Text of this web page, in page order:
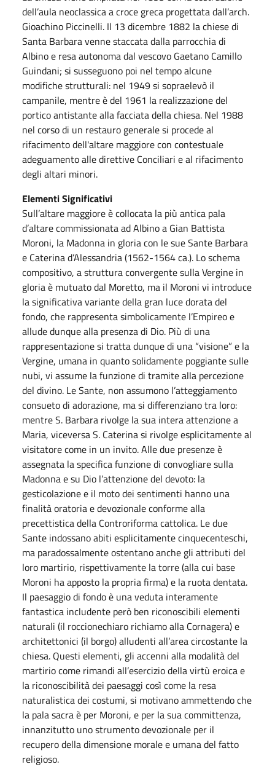
dell’aula neoclassica a croce greca progettata dall’arch.
Gioachino Piccinelli. Il 13 dicembre 1882 la chiese di
Santa Barbara venne staccata dalla parrocchia di
Albino e resa autonoma dal vescovo Gaetano Camillo
Guindani; si susseguono poi nel tempo alcune
modifiche strutturali: nel 1949 si sopraelevò il
campanile, mentre è del 1961 la realizzazione del
portico antistante alla facciata della chiesa. Nel 1988
nel corso di un restauro generale si procede al
rifacimento dell'altare maggiore con contestuale
adeguamento alle direttive Conciliari e al rifacimento
degli altari minori.
Elementi Significativi
Sull’altare maggiore è collocata la più antica pala
d’altare commissionata ad Albino a Gian Battista
Moroni, la Madonna in gloria con le sue Sante Barbara
e Caterina d’Alessandria (1562-1564 ca.). Lo schema
compositivo, a struttura convergente sulla Vergine in
gloria è mutuato dal Moretto, ma il Moroni vi introduce
la significativa variante della gran luce dorata del
fondo, che rappresenta simbolicamente l’Empireo e
allude dunque alla presenza di Dio. Più di una
rappresentazione si tratta dunque di una “visione” e la
Vergine, umana in quanto solidamente poggiante sulle
nubi, vi assume la funzione di tramite alla percezione
del divino. Le Sante, non assumono l’atteggiamento
consueto di adorazione, ma si differenziano tra loro:
mentre S. Barbara rivolge la sua intera attenzione a
Maria, viceversa S. Caterina si rivolge esplicitamente al
visitatore come in un invito. Alle due presenze è
assegnata la specifica funzione di convogliare sulla
Madonna e su Dio l’attenzione del devoto: la
gesticolazione e il moto dei sentimenti hanno una
finalità oratoria e devozionale conforme alla
precettistica della Controriforma cattolica. Le due
Sante indossano abiti esplicitamente cinquecenteschi,
ma paradossalmente ostentano anche gli attributi del
loro martirio, rispettivamente la torre (alla cui base
Moroni ha apposto la propria firma) e la ruota dentata.
Il paesaggio di fondo è una veduta interamente
fantastica includente però ben riconoscibili elementi
naturali (il roccionechiaro richiamo alla Cornagera) e
architettonici (il borgo) alludenti all’area circostante la
chiesa. Questi elementi, gli accenni alla modalità del
martirio come rimandi all’esercizio della virtù eroica e
la riconoscibilità dei paesaggi così come la resa
naturalistica dei costumi, si motivano ammettendo che
la pala sacra è per Moroni, e per la sua committenza,
innanzitutto uno strumento devozionale per il
recupero della dimensione morale e umana del fatto
religioso.